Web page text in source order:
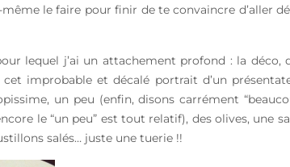
le faire pour finir de te convaincre d’aller
lequel j’ai un attachement profond : la déco,
improbable et décalé portrait d’un
un peu (enfin, disons carrément
le “un peu” est tout relatif), des olives, une
salés… juste une tuerie !!